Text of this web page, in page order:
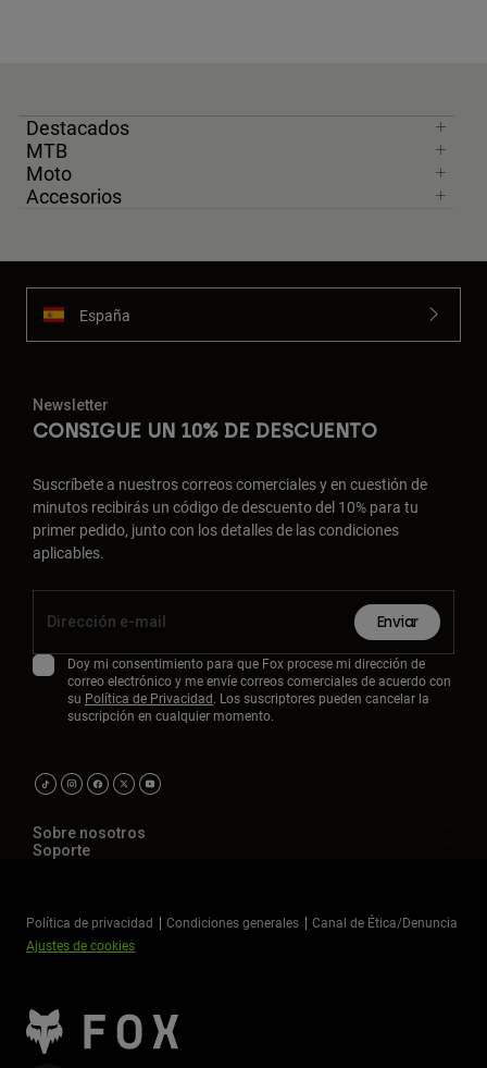
Destacados
MTB
Moto
Accesorios
España
Newsletter
CONSIGUE UN 10% DE DESCUENTO
Suscríbete a nuestros correos comerciales y en cuestión de
minutos recibirás un código de descuento del 10% para tu
primer pedido, junto con los detalles de las condiciones
aplicables.
Enviar
Doy mi consentimiento para que Fox procese mi dirección de
correo electrónico y me envíe correos comerciales de acuerdo con
su Política de Privacidad. Los suscriptores pueden cancelar la
suscripción en cualquier momento.
Sobre nosotros
Soporte
Política de privacidad Condiciones generales
Canal de Ética/Denuncia
Ajustes de cookies